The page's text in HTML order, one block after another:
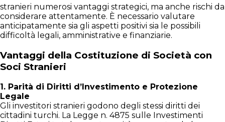
stranieri numerosi vantaggi strategici, ma anche rischi da
considerare attentamente. È necessario valutare
anticipatamente sia gli aspetti positivi sia le possibili
difficoltà legali, amministrative e finanziarie.
Vantaggi della Costituzione di Società con
Soci Stranieri
1. Parità di Diritti d’Investimento e Protezione
Legale
Gli investitori stranieri godono degli stessi diritti dei
cittadini turchi. La Legge n. 4875 sulle Investimenti